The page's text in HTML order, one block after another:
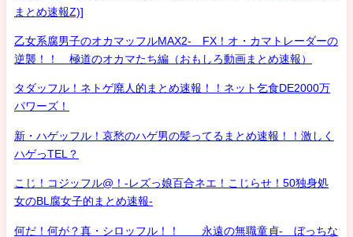
まとめ速報Z)]
乙女系腐男子のオカマッフルMAX2- FX！オ・カマトレーダーの
逆襲！！ 極道のオカマたち編（おもしろ動画まとめ速報）
タダッフル！ネトゲ廃人的まとめ速報！！ネット乞食DE2000万
パワーズ！
新・ハゲッフル！哀愁のハゲ男の髪ってるまとめ速報！！激しく
ハゲっTEL？
こじ！コジッフル@！-レズっ娘百合ネエ！こじらせ！50独身処
女のBL腐女子的まとめ速報-
何だ！何が？真・シロッフル！！ 永遠の無職童貞- ぼっちな